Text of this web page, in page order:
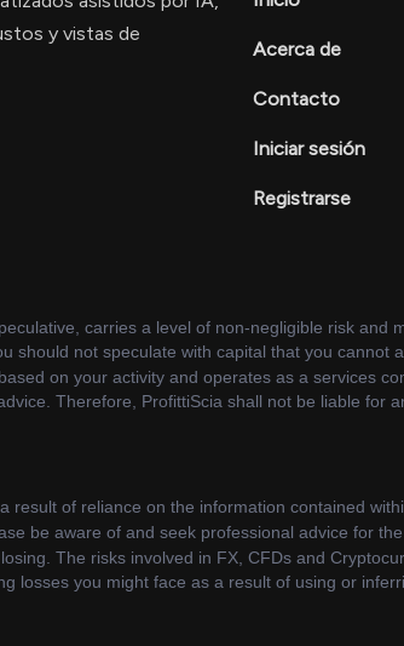
y vistas de
Acerca de
Contacto
Iniciar sesión
Registrarse